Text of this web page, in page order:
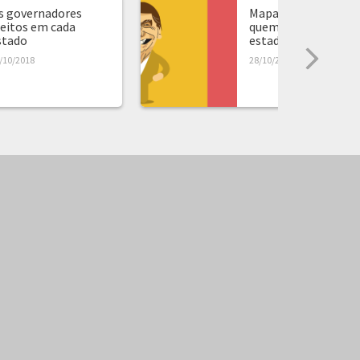
governadores
em cada
10/2018
Mapa de presidente:
quem ganhou em
estado...
28/10/2018